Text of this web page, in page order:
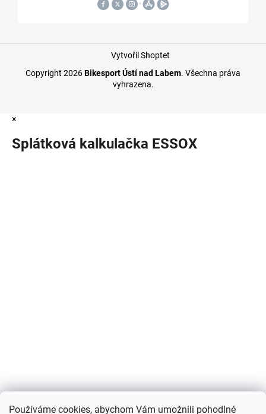
Používáme cookies, abychom Vám umožnili pohodlné
Vytvořil Shoptet
Copyright 2026Bikesport Ústí nad Labem. Všechna práva
vyhrazena.
×
Splátková kalkulačka ESSOX